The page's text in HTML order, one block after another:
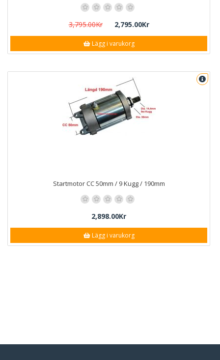
3,795.00Kr 2,795.00Kr
Lägg i varukorg
Startmotor CC 50mm / 9 Kugg / 190mm
2,898.00Kr
Lägg i varukorg